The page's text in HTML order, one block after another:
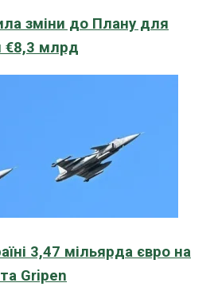
зміни до Плану для
€8,3 млрд
3,47 мільярда євро на
Gripen